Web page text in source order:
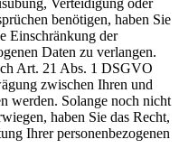
benötigen, haben Sie
Einschränkung der
Daten zu verlangen.
Art. 21 Abs. 1 DSGVO
zwischen Ihren und
werden. Solange noch nicht
haben Sie das Recht,
Ihrer personenbezogenen